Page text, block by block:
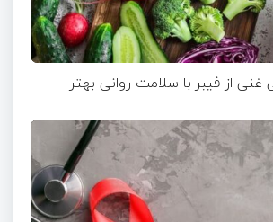
غنی از فیبر با سلامت روانی بهتر